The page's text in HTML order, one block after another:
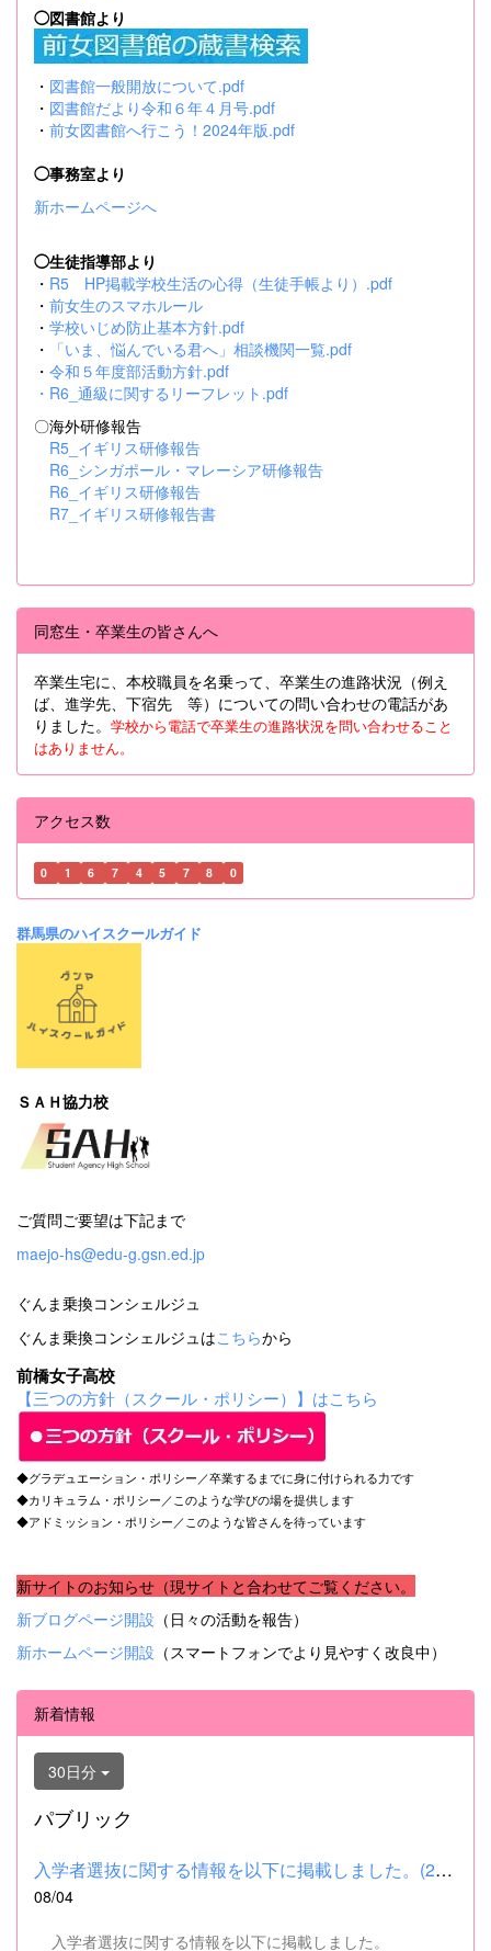
◯図書館より
・ 図書館一般開放について.pdf
・ 図書館だより令和６年４月号.pdf
・ 前女図書館へ行こう！2024年版.pdf
◯事務室より
新ホームページへ
◯生徒指導部より
・ R5 HP掲載学校生活の心得（生徒手帳より）.pdf
・ 前女生のスマホルール
・ 学校いじめ防止基本方針.pdf
・
「いま、悩んでいる君へ」相談機関一覧.pdf
・ 令和５年度部活動方針.pdf
・ R6_通級に関するリーフレット.pdf
〇海外研修報告
R5_イギリス研修報告
R6_シンガポール・マレーシア研修報告
R6_イギリス研修報告
R7_イギリス研修報告書
同窓生・卒業生の皆さんへ
卒業生宅に、本校職員を名乗って、卒業生の進路状況（例え
ば、進学先、下宿先 等）についての問い合わせの電話があ
りました。 学校から電話で卒業生の進路状況を問い合わせること
はありません。
アクセス数
0 1 6 7 4 5 7 8 0
群馬県のハイスクールガイド
ＳＡＨ協力校
ご質問ご要望は下記まで
maejo-hs@edu-g.gsn.ed.jp
ぐんま乗換コンシェルジュ
ぐんま乗換コンシェルジュはこちらから
前橋女子高校
【三つの方針（スクール・ポリシー）】はこちら
◆グラデュエーション・ポリシー／卒業するまでに身に付けられる力です
◆カリキュラム・ポリシー／このような学びの場を提供します
◆アドミッション・ポリシー／このような皆さんを待っています
新サイトのお知らせ（現サイトと合わせてご覧ください。
新ブログページ開設 （日々の活動を報告）
新ホームページ開設 （スマートフォンでより見やすく改良中）
新着情報
30日分
パブリック
入学者選抜に関する情報を以下に掲載しました。(2026.8.4) ■令和...
08/04
入学者選抜に関する情報を以下に掲載しました。